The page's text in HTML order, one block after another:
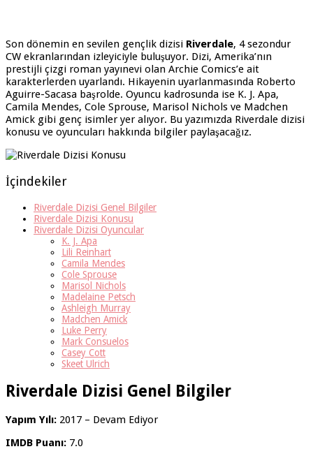
Son dönemin en sevilen gençlik dizisi Riverdale, 4 sezondur
CW ekranlarından izleyiciyle buluşuyor. Dizi, Amerika’nın
prestijli çizgi roman yayınevi olan Archie Comics’e ait
karakterlerden uyarlandı. Hikayenin uyarlanmasında Roberto
Aguirre-Sacasa başrolde. Oyuncu kadrosunda ise K. J. Apa,
Camila Mendes, Cole Sprouse, Marisol Nichols ve Madchen
Amick gibi genç isimler yer alıyor. Bu yazımızda Riverdale dizisi
konusu ve oyuncuları hakkında bilgiler paylaşacağız.
İçindekiler
Riverdale Dizisi Genel Bilgiler
Riverdale Dizisi Konusu
Riverdale Dizisi Oyuncular
K. J. Apa
Lili Reinhart
Camila Mendes
Cole Sprouse
Marisol Nichols
Madelaine Petsch
Ashleigh Murray
Madchen Amick
Luke Perry
Mark Consuelos
Casey Cott
Skeet Ulrich
Riverdale Dizisi Genel Bilgiler
Yapım Yılı: 2017 – Devam Ediyor
IMDB Puanı: 7.0